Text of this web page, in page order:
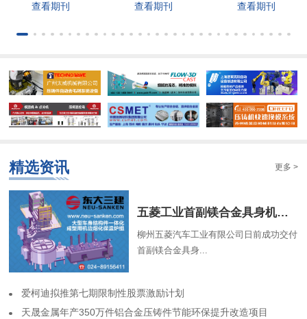
查看期刊
查看期刊
查看期刊
精选资讯 更多 >
​五菱工业首副镁合金具身机器人骨架成功交付
柳州五菱汽车工业有限公司日前成功交付
首副镁合金具身...
​爱柯迪拟推第七期限制性股票激励计划
​天晟金属年产350万件铝合金压铸件节能环保提升改造项目